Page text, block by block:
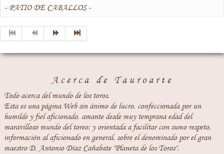
- PATIO DE CABALLOS -
Acerca de Tauroarte
Todo acerca del mundo de los toros.
Esta es una página Web sin ánimo de lucro, confeccionada por un
humilde y fiel aficionado, amante desde muy temprana edad del
maravilloso mundo del toreo; y orientada a facilitar con sumo respeto,
información al aficionado en general, sobre el denominado por el gran
maestro D. Antonio Díaz Cañabate "Planeta de los Toros".